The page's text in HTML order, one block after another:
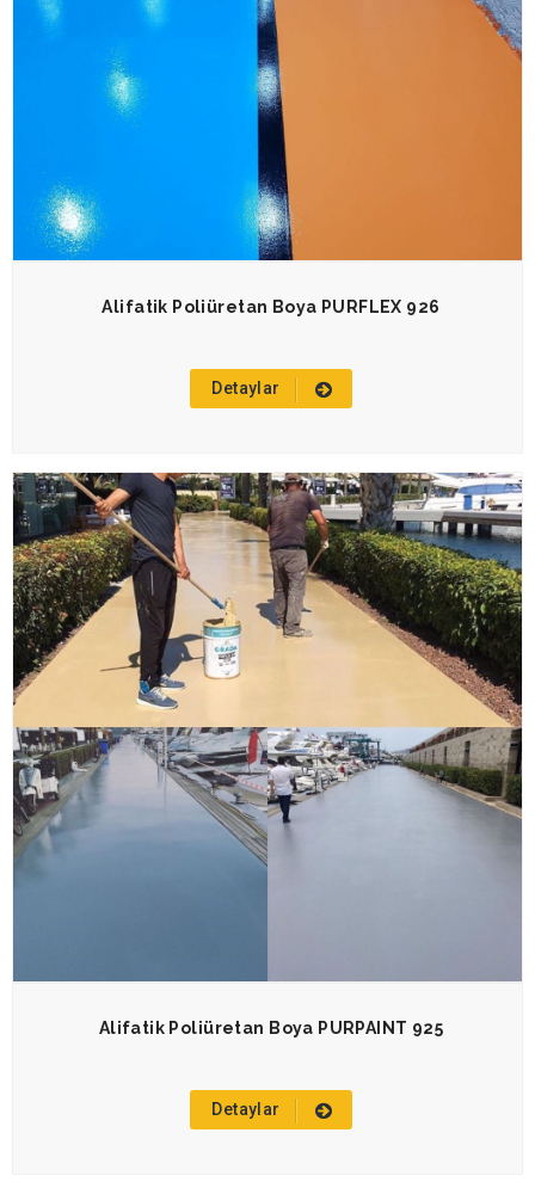
Alifatik Poliüretan Boya PURFLEX 926
Detaylar
Alifatik Poliüretan Boya PURPAINT 925
Detaylar